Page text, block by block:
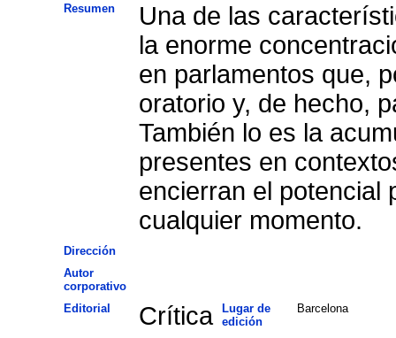
Resumen
Una de las
la enorme
en parlamentos que,
oratorio y, de hecho,
También lo es la
presentes en
encierran el potencial
cualquier momento.
Dirección
Autor
corporativo
Editorial
Crítica
Lugar de
edición
Barcelona